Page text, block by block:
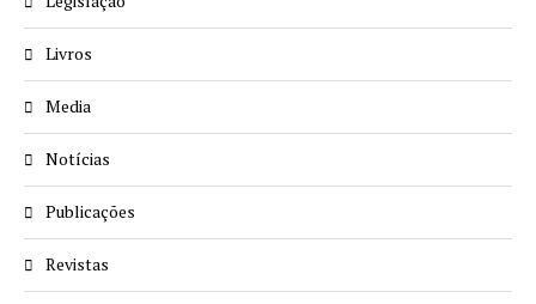
Livros
Media
Notícias
Publicações
Revistas